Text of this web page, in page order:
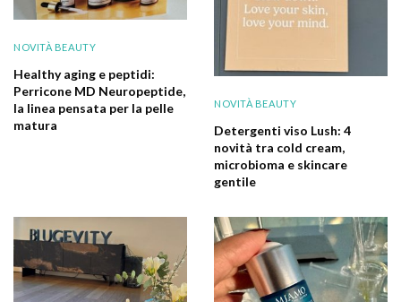
NOVITÀ BEAUTY
Healthy aging e peptidi:
Perricone MD Neuropeptide,
la linea pensata per la pelle
matura
NOVITÀ BEAUTY
Detergenti viso Lush: 4
novità tra cold cream,
microbioma e skincare
gentile